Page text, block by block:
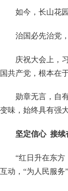
如今，长山花
治国必先治党
庆祝大会上，
国共产党，根本在
勋章无言，自
变味，始终具有强
坚定信心 接续
“红日升在东
互动，“为人民服务